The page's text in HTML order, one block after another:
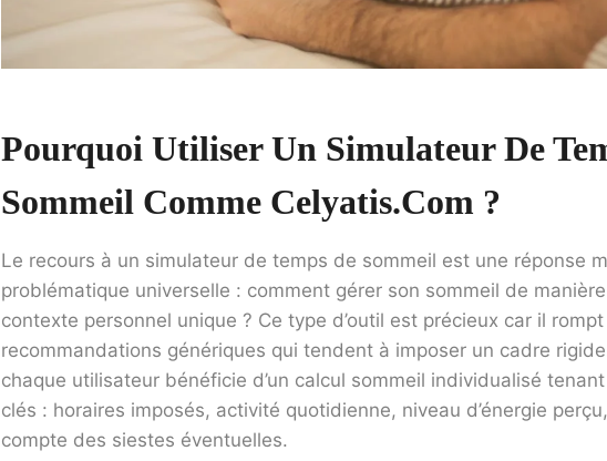
Pourquoi Utiliser Un Simulateur De
Sommeil Comme Celyatis.com ?
Le recours à un simulateur de temps de sommeil est une réponse
problématique universelle : comment gérer son sommeil de
contexte personnel unique ? Ce type d’outil est précieux car il
recommandations génériques qui tendent à imposer un cadre
chaque utilisateur bénéficie d’un calcul sommeil individualisé
clés : horaires imposés, activité quotidienne, niveau d’énergie
compte des siestes éventuelles.